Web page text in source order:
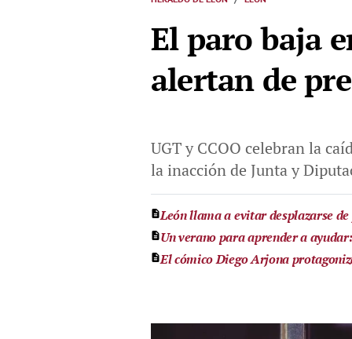
El paro baja
alertan de
UGT y CCOO celebran la
la inacción de Junta y
León llama a evitar desplazarse
Un verano para aprender a
El cómico Diego Arjona